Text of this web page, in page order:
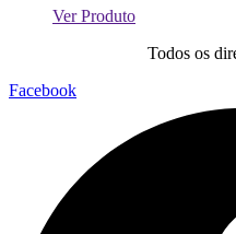
Ver Produto
Todos os
Facebook